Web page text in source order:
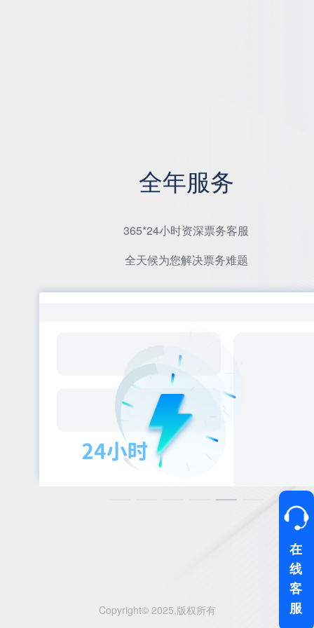
全年服务
365*24小时资深票务客服
全天候为您解决票务难题
Copyright© 2025,版权所有
在
线
客
服